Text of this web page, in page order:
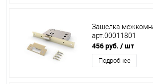
Защелка
арт.00011801
456 руб. / шт
Подробнее